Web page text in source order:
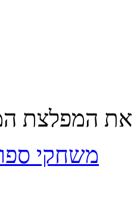
משחקי